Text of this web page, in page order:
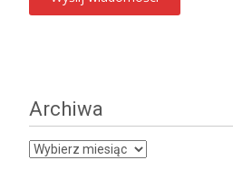
Archiwa
Archiwa